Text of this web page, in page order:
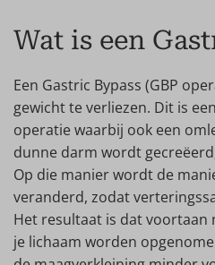
Wat is een
Een Gastric Bypass (GBP
gewicht te verliezen. Dit is
operatie waarbij ook een
dunne darm wordt
Op die manier wordt de
veranderd, zodat
Het resultaat is dat voortaan
je lichaam worden